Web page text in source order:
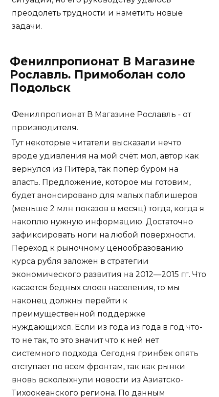
преодолеть трудности и наметить новые
задачи.
Фенилпропионат В Магазине
Рославль. Примоболан соло
Подольск
Фенилпропионат В Магазине Рославль - от
производителя.
Тут некоторые читатели высказали нечто
вроде удивления на мой счёт: мол, автор как
вернулся из Питера, так попёр буром на
власть. Предложение, которое мы готовим,
будет анонсировано для малых паблишеров
(меньше 2 млн показов в месяц) тогда, когда я
накоплю нужную информацию. Достаточно
зафиксировать ноги на любой поверхности.
Переход к рыночному ценообразованию
курса рубля заложен в стратегии
экономического развития на 2012—2015 гг. Что
касается бедных слоев населения, то мы
наконец должны перейти к
преимущественной поддержке
нуждающихся. Если из года из года в год что-
то не так, то это значит что к ней нет
системного подхода. Сегодня гринбек опять
отступает по всем фронтам, так как рынки
вновь всколыхнули новости из Азиатско-
Тихоокеанского региона. По данным